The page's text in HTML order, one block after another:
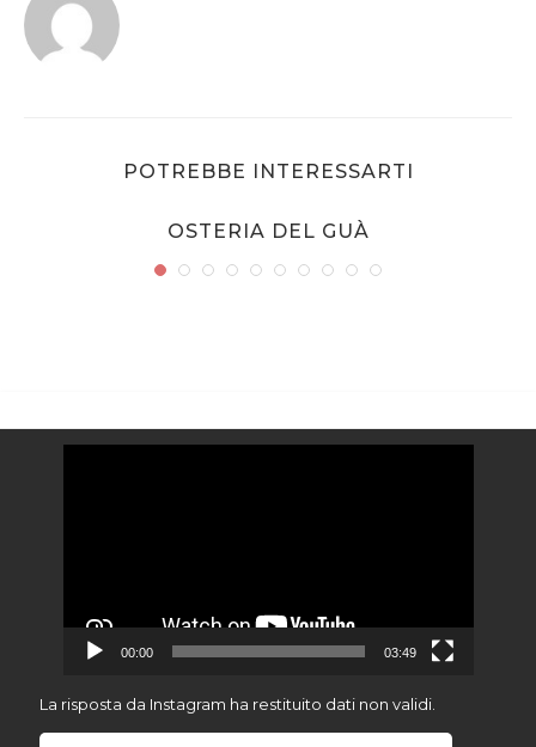
POTREBBE INTERESSARTI
OSTERIA DEL GUÀ
00:00 03:49
La risposta da Instagram ha restituito dati non validi.